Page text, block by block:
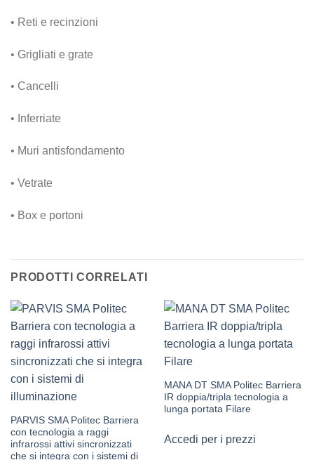
• Reti e recinzioni
• Grigliati e grate
• Cancelli
• Inferriate
• Muri antisfondamento
• Vetrate
• Box e portoni
PRODOTTI CORRELATI
PARVIS SMA Politec Barriera
con tecnologia a raggi
infrarossi attivi sincronizzati
che si integra con i sistemi di
MANA DT SMA Politec Barriera
IR doppia/tripla tecnologia a
lunga portata Filare
Accedi per i prezzi